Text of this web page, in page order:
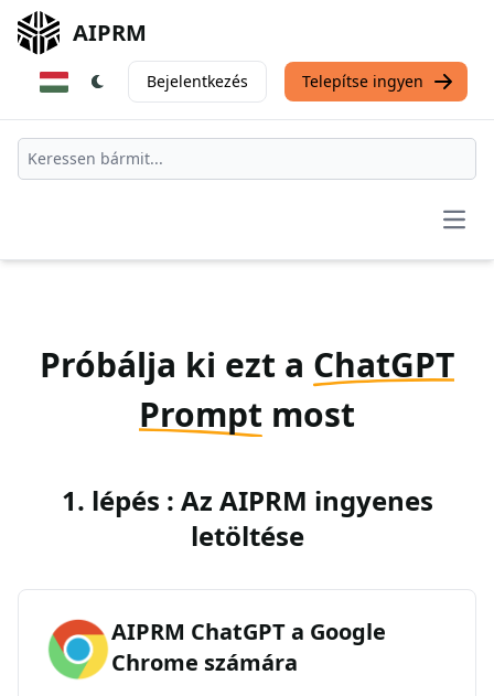
AIPRM
Bejelentkezés Telepítse ingyen
Próbálja ki ezt a ChatGPT
Prompt most
1. lépés : Az AIPRM ingyenes
letöltése
AIPRM ChatGPT a Google
Chrome számára